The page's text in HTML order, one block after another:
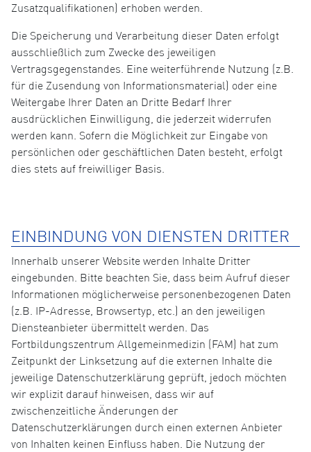
Zusatzqualifikationen) erhoben werden.
Die Speicherung und Verarbeitung dieser Daten erfolgt
ausschließlich zum Zwecke des jeweiligen
Vertragsgegenstandes. Eine weiterführende Nutzung (z.B.
für die Zusendung von Informationsmaterial) oder eine
Weitergabe Ihrer Daten an Dritte Bedarf Ihrer
ausdrücklichen Einwilligung, die jederzeit widerrufen
werden kann. Sofern die Möglichkeit zur Eingabe von
persönlichen oder geschäftlichen Daten besteht, erfolgt
dies stets auf freiwilliger Basis.
EINBINDUNG VON DIENSTEN DRITTER
Innerhalb unserer Website werden Inhalte Dritter
eingebunden. Bitte beachten Sie, dass beim Aufruf dieser
Informationen möglicherweise personenbezogenen Daten
(z.B. IP-Adresse, Browsertyp, etc.) an den jeweiligen
Diensteanbieter übermittelt werden. Das
Fortbildungszentrum Allgemeinmedizin (FAM) hat zum
Zeitpunkt der Linksetzung auf die externen Inhalte die
jeweilige Datenschutzerklärung geprüft, jedoch möchten
wir explizit darauf hinweisen, dass wir auf
zwischenzeitliche Änderungen der
Datenschutzerklärungen durch einen externen Anbieter
von Inhalten keinen Einfluss haben. Die Nutzung der